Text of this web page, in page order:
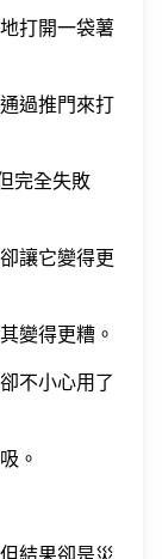
打開一袋薯
過推門來打
完全失敗
讓它變得更
變得更糟。
不小心用了
。
結果卻是災